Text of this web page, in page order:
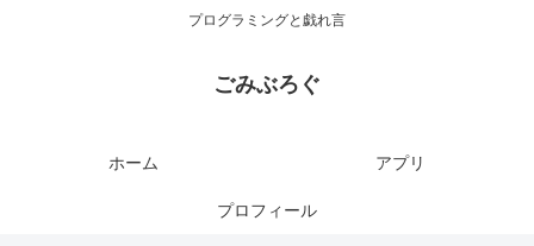
プログラミングと戯れ言
ごみぶろぐ
ホーム アプリ
プロフィール